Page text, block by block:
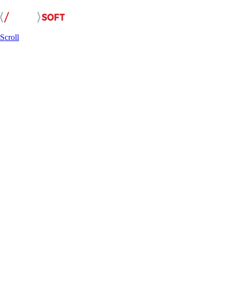
Scroll